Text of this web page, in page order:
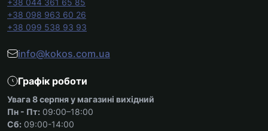
+38 044 361 65 85
+38 098 963 60 26
+38 099 538 93 93
info@kokos.com.ua
Графік роботи
Увага 8 серпня у магазині вихідний
Пн - Пт: 09:00–18:00
Сб: 09:00-14:00